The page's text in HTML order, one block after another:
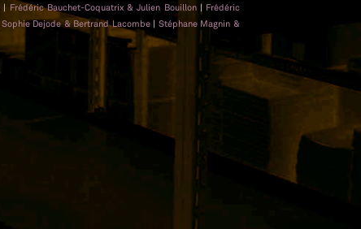
| Frédéric Bauchet-Coquatrix & Julien Bouillon | Frédéric
Sophie Dejode & Bertrand Lacombe | Stéphane Magnin &